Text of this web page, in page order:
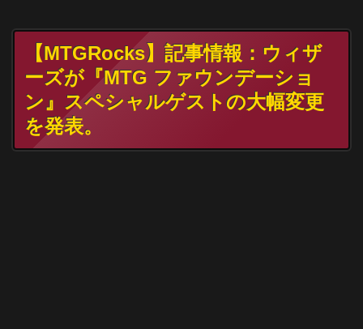
【MTGRocks】記事情報：ウィザ
ーズが『MTG ファウンデーショ
ン』スペシャルゲストの大幅変更
を発表。